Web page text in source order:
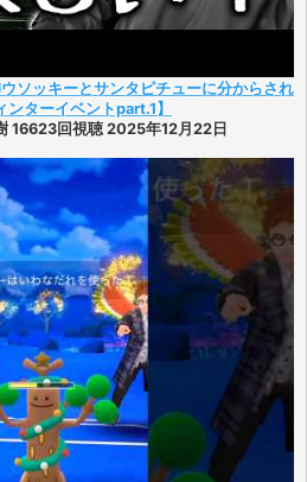
ウソッキーとサンタピチューに分からされ
ンターイベントpart.1】
16623回視聴 2025年12月22日